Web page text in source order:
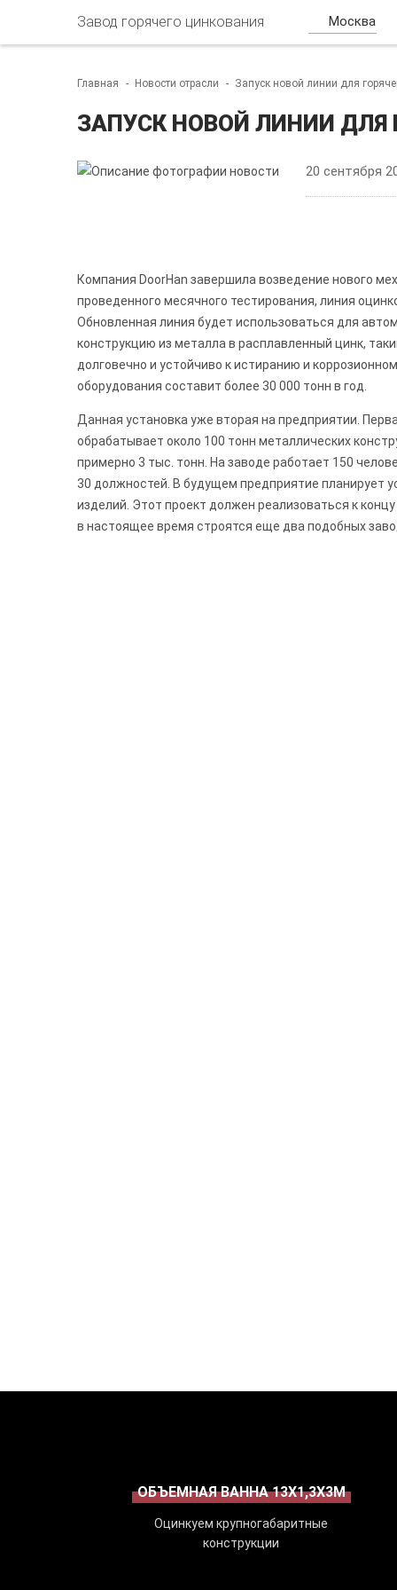
Завод горячего цинкования Москва
Главная Новости отрасли Запуск новой линии для
ЗАПУСК НОВОЙ ЛИНИИ ДЛЯ
20 сентября
Компания DoorHan завершила возведение нового
проведенного месячного тестирования, линия
Обновленная линия будет использоваться для
конструкцию из металла в расплавленный цинк,
долговечно и устойчиво к истиранию и
оборудования составит более 30 000 тонн в год.
Данная установка уже вторая на предприятии.
обрабатывает около 100 тонн металлических
примерно 3 тыс. тонн. На заводе работает 150
30 должностей. В будущем предприятие планирует
изделий. Этот проект должен реализоваться к
в настоящее время строятся еще два подобных
ОБЪЕМНАЯ ВАННА 13Х1,3Х3М
Оцинкуем крупногабаритные
конструкции